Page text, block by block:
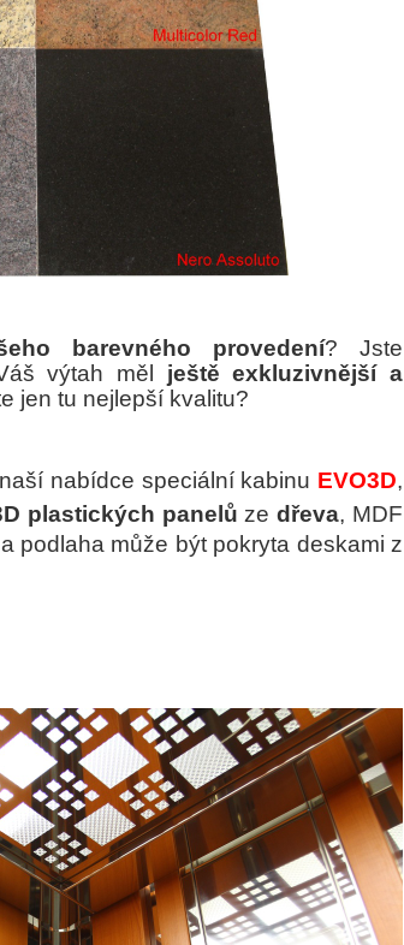
barevného provedení? Jste
výtah měl ještě exkluzivnější a
jen tu nejlepší kvalitu?
nabídce speciální kabinu EVO3D,
plastických panelů zedřeva, MDF
podlaha může být pokryta deskami z